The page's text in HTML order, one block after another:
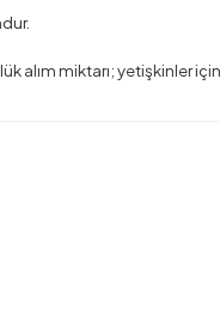
alım miktarı; yetişkinler